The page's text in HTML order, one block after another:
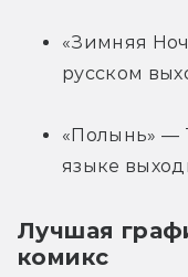
«Зимняя
русском
«Полынь» —
языке
Лучшая
комикс